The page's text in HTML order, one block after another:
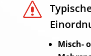
s
Misch-